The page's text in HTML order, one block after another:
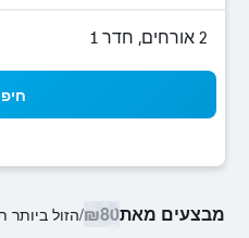
2 אורחים, חדר 1
מבצעים מאת₪80
/הזול ביותר